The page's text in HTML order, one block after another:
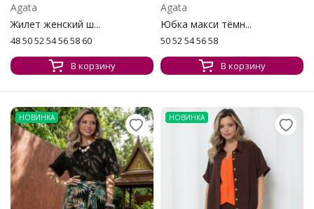
Agata
Жилет женский ш...
48 50 52 54 56 58 60
В корзину
Agata
Юбка макси тёмн...
50 52 54 56 58
В корзину
НОВИНКА НОВИНКА